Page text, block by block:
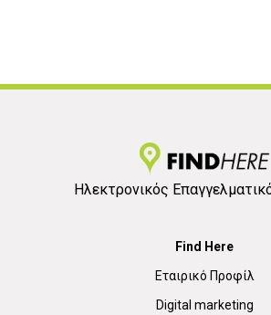
Ηλεκτρονικός
Find Here
Εταιρικό Προφίλ
Digital marketing